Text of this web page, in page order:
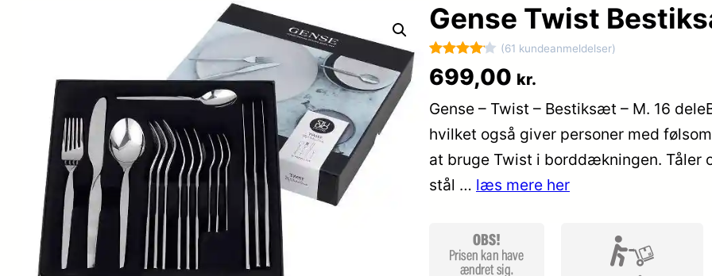
Gense Twist
Bedømt
som4.1
ud af 5
baseret
61
kundebed
ømmelse
(61 kundeanmeldelser)
699,00 kr.
Gense – Twist – Bestiksæt – M. 16
hvilket også giver personer med
at bruge Twist i borddækningen. Tåler
stål … læs mere her